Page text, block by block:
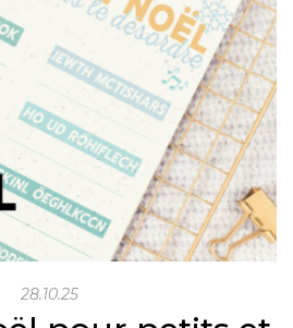
28.10.25